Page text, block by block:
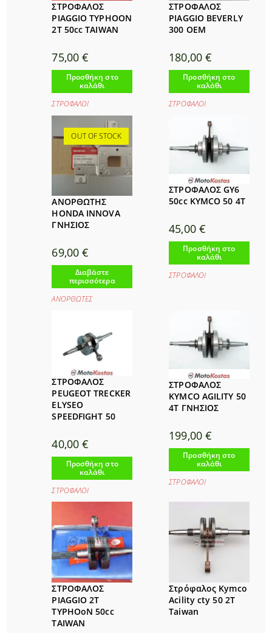
ΣΤΡΟΦΑΛΟΣ
PIAGGIO TYPHOON
2T 50cc TAIWAN
75,00€
Προσθήκη στο
καλάθι
ΣΤΡΟΦΑΛΟΙ
ΣΤΡΟΦΑΛΟΣ
PIAGGIO BEVERLY
300 ΟΕΜ
180,00 €
Προσθήκη στο
καλάθι
ΣΤΡΟΦΑΛΟΙ
OUT OF STOCK
ΑΝΟΡΘΩΤΗΣ
HONDA INNOVA
ΓΝΗΣΙΟΣ
69,00€
Διαβάστε
περισσότερα
ΑΝΟΡΘΩΤΕΣ
ΣΤΡΟΦΑΛΟΣ GY6
50cc KYMCO 50 4T
45,00 €
Προσθήκη στο
καλάθι
ΣΤΡΟΦΑΛΟΙ
ΣΤΡΟΦΑΛOΣ
PEUGEOT TRECKER
ELYSEO
SPEEDFIGHT 50
40,00€
Προσθήκη στο
καλάθι
ΣΤΡΟΦΑΛΟΙ
ΣΤΡΟΦΑΛΟΣ
KYMCO AGILITY 50
4T ΓΝΗΣΙΟΣ
199,00 €
Προσθήκη στο
καλάθι
ΣΤΡΟΦΑΛΟΙ
ΣΤΡΟΦΑΛΟΣ
PIAGGIO 2T
TYPHOoN 50cc
ΤΑΙWAN
Στρόφαλος Kymco
Acility cty 50 2T
Taiwan